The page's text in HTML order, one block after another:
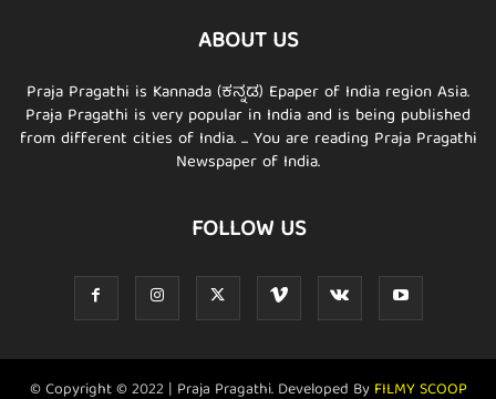
ABOUT US
Praja Pragathi is Kannada (ಕನ್ನಡ) Epaper of India region Asia.
Praja Pragathi is very popular in India and is being published
from different cities of India. ... You are reading Praja Pragathi
Newspaper of India.
FOLLOW US
© Copyright © 2022 | Praja Pragathi. Developed By FILMY SCOOP